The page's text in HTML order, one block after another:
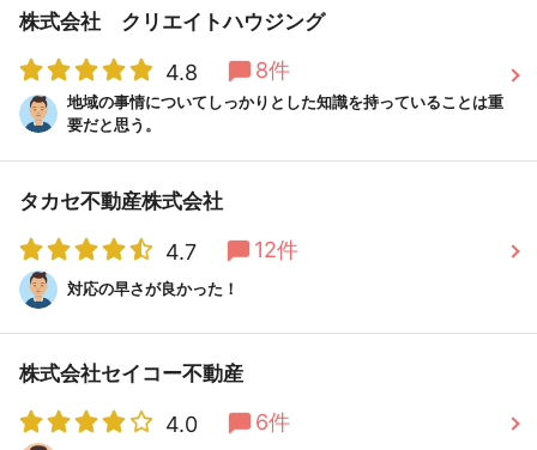
株式会社 クリエイトハウジング
4.8 8件
地域の事情についてしっかりとした知識を持っていることは重
要だと思う。
タカセ不動産株式会社
4.7 12件
対応の早さが良かった！
株式会社セイコー不動産
4.0 6件